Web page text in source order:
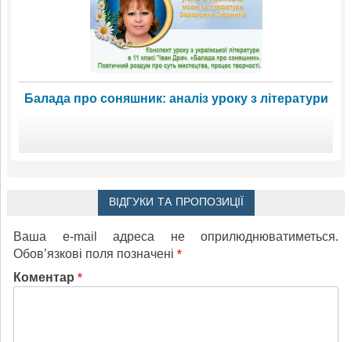
Балада про соняшник: аналіз уроку з літератури
ВІДГУКИ ТА ПРОПОЗИЦІЇ
Ваша e-mail адреса не оприлюднюватиметься.
Обов’язкові поля позначені *
Коментар *